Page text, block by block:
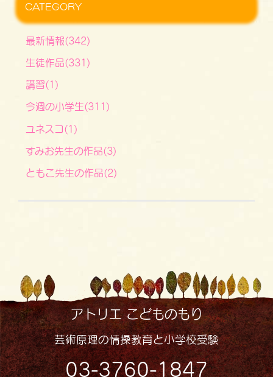
CATEGORY
最新情報(342)
生徒作品(331)
講習(1)
今週の小学生(311)
ユネスコ(1)
すみお先生の作品(3)
ともこ先生の作品(2)
アトリエ こどものもり
芸術原理の情操教育と小学校受験
03-3760-1847